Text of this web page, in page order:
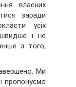
власних
заради
усіх
і не
з того,
Ми
пропонуємо